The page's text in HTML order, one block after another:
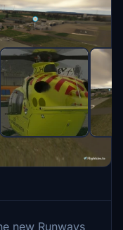
new Runways